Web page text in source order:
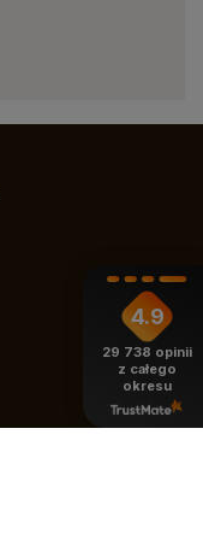
4.9
29 738 opinii
z całego
okresu